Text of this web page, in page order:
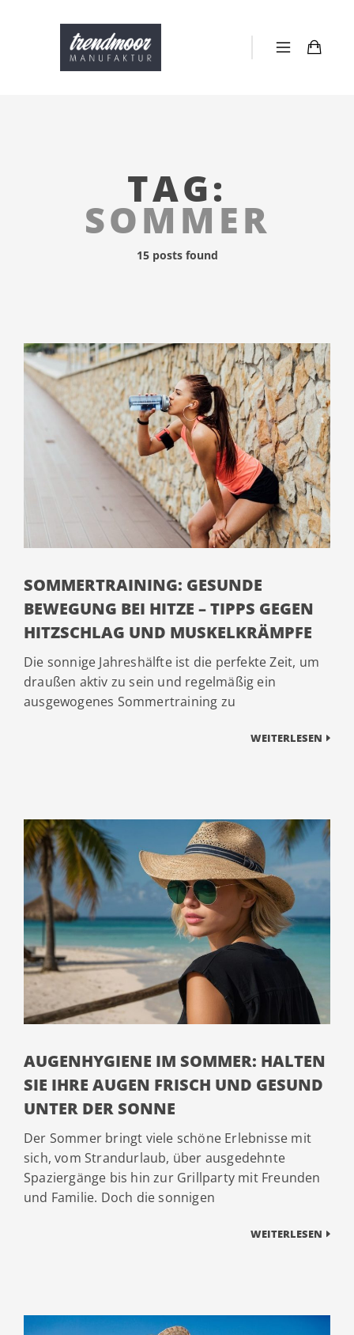
TAG:
SOMMER
15 posts found
SOMMERTRAINING: GESUNDE
BEWEGUNG BEI HITZE – TIPPS GEGEN
HITZSCHLAG UND MUSKELKRÄMPFE
Die sonnige Jahreshälfte ist die perfekte Zeit, um
draußen aktiv zu sein und regelmäßig ein
ausgewogenes Sommertraining zu
WEITERLESEN
AUGENHYGIENE IM SOMMER: HALTEN
SIE IHRE AUGEN FRISCH UND GESUND
UNTER DER SONNE
Der Sommer bringt viele schöne Erlebnisse mit
sich, vom Strandurlaub, über ausgedehnte
Spaziergänge bis hin zur Grillparty mit Freunden
und Familie. Doch die sonnigen
WEITERLESEN